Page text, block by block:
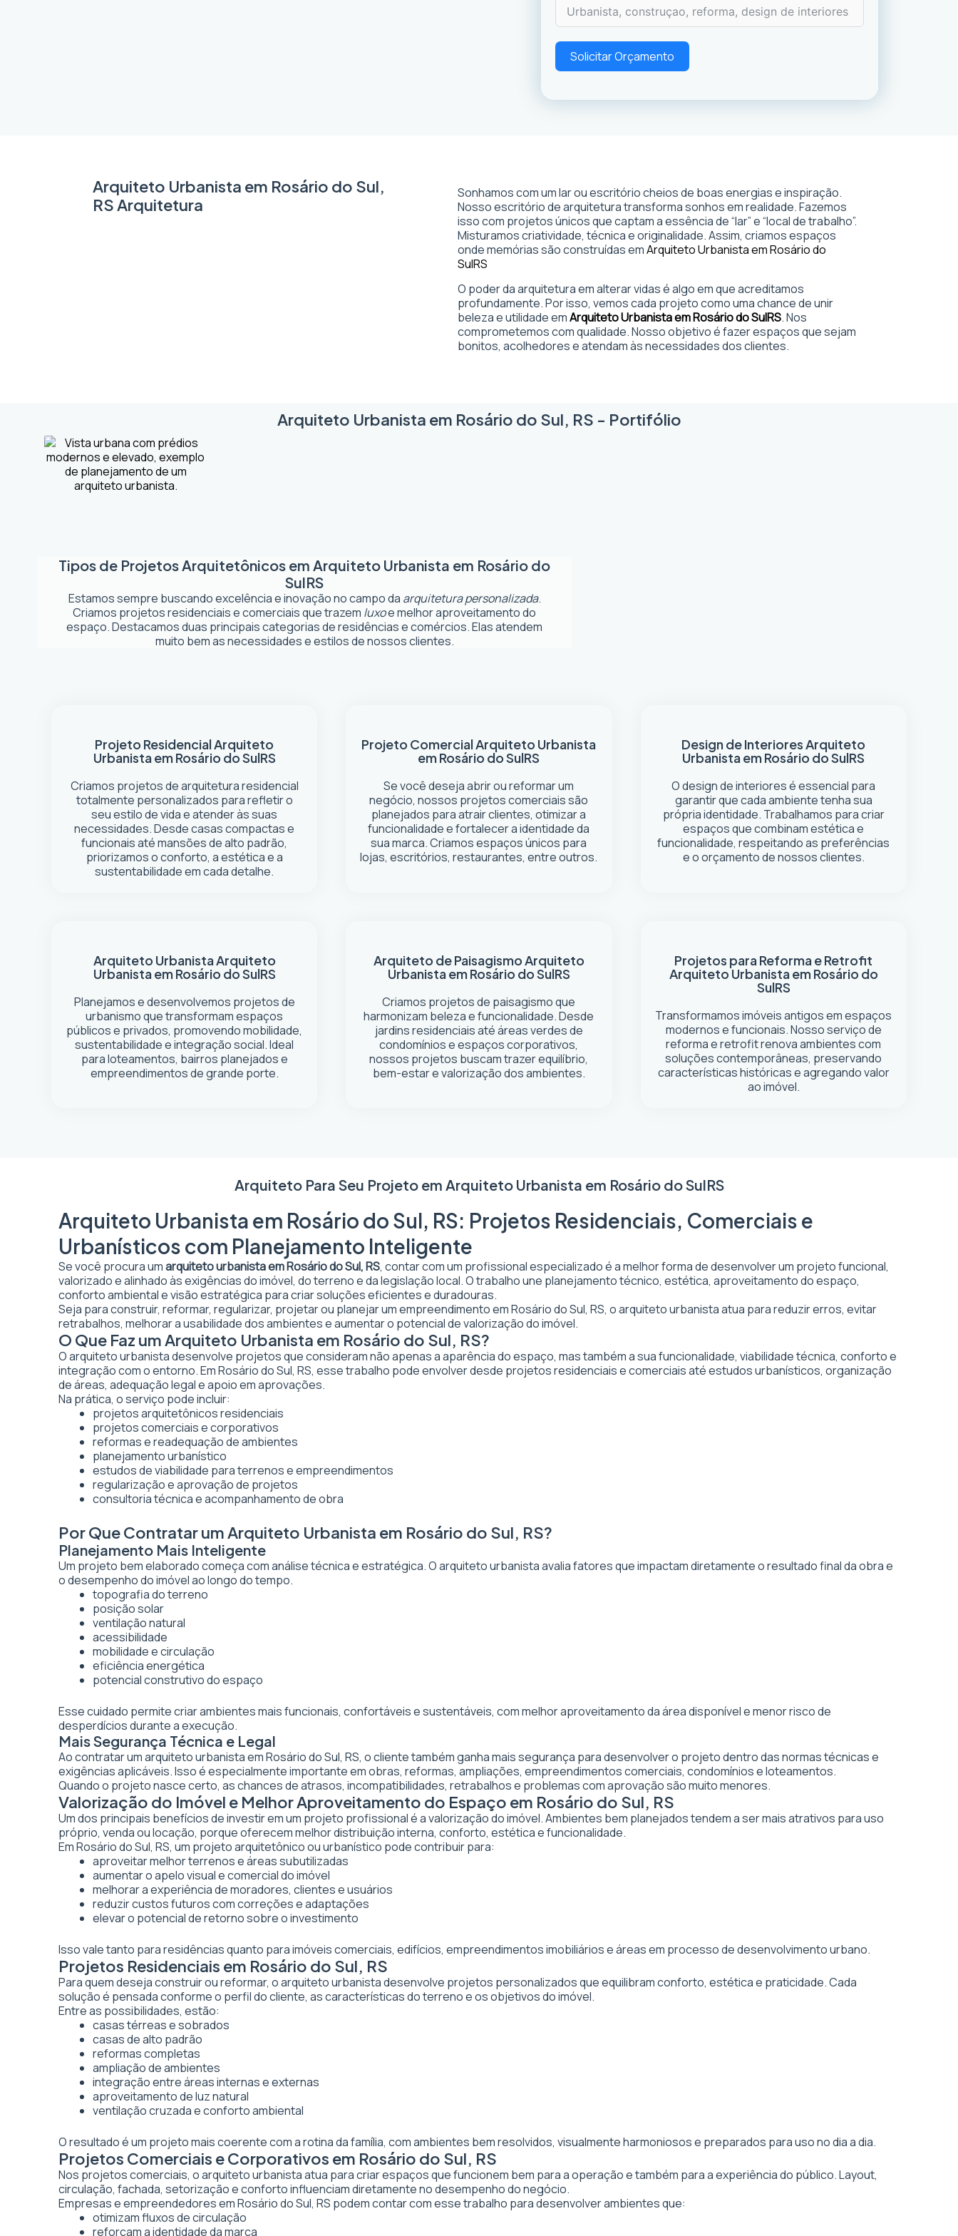
Solicitar Orçamento
Arquiteto Urbanista em Rosário do Sul,
RS Arquitetura
Sonhamos com um lar ou escritório cheios de boas energias e inspiração.
Nosso escritório de arquitetura transforma sonhos em realidade. Fazemos
isso com projetos únicos que captam a essência de “lar” e “local de trabalho”.
Misturamos criatividade, técnica e originalidade. Assim, criamos espaços
onde memórias são construídas emArquiteto Urbanista em Rosário do
SulRS
O poder da arquitetura em alterar vidas é algo em que acreditamos
profundamente. Por isso, vemos cada projeto como uma chance de unir
beleza e utilidade emArquiteto Urbanista em Rosário do SulRS. Nos
comprometemos com qualidade. Nosso objetivo é fazer espaços que sejam
bonitos, acolhedores e atendam às necessidades dos clientes.
Arquiteto Urbanista em Rosário do Sul, RS - Portifólio
Tipos de Projetos Arquitetônicos em Arquiteto Urbanista em Rosário do
SulRS
Estamos sempre buscando excelência e inovação no campo da arquitetura personalizada.
Criamos projetos residenciais e comerciais que trazem luxoe melhor aproveitamento do
espaço. Destacamos duas principais categorias de residências e comércios. Elas atendem
muito bem as necessidades e estilos de nossos clientes.
Projeto ResidencialArquiteto
Urbanista em Rosário do SulRS
Criamos projetos de arquitetura residencial
totalmente personalizados para refletir o
seu estilo de vida e atender às suas
necessidades. Desde casas compactas e
funcionais até mansões de alto padrão,
priorizamos o conforto, a estética e a
sustentabilidade em cada detalhe.
Projeto ComercialArquiteto Urbanista
em Rosário do SulRS
Se você deseja abrir ou reformar um
negócio, nossos projetos comerciais são
planejados para atrair clientes, otimizar a
funcionalidade e fortalecer a identidade da
sua marca. Criamos espaços únicos para
lojas, escritórios, restaurantes, entre outros.
Design de InterioresArquiteto
Urbanista em Rosário do SulRS
O design de interiores é essencial para
garantir que cada ambiente tenha sua
própria identidade. Trabalhamos para criar
espaços que combinam estética e
funcionalidade, respeitando as preferências
e o orçamento de nossos clientes.
Arquiteto UrbanistaArquiteto
Urbanista em Rosário do SulRS
Planejamos e desenvolvemos projetos de
urbanismo que transformam espaços
públicos e privados, promovendo mobilidade,
sustentabilidade e integração social. Ideal
para loteamentos, bairros planejados e
empreendimentos de grande porte.
Arquiteto de PaisagismoArquiteto
Urbanista em Rosário do SulRS
Criamos projetos de paisagismo que
harmonizam beleza e funcionalidade. Desde
jardins residenciais até áreas verdes de
condomínios e espaços corporativos,
nossos projetos buscam trazer equilíbrio,
bem-estar e valorização dos ambientes.
Projetos para Reforma e Retrofit
Arquiteto Urbanista em Rosário do
SulRS
Transformamos imóveis antigos em espaços
modernos e funcionais. Nosso serviço de
reforma e retrofit renova ambientes com
soluções contemporâneas, preservando
características históricas e agregando valor
ao imóvel.
Arquiteto Para Seu Projeto em Arquiteto Urbanista em Rosário do SulRS
Arquiteto Urbanista em Rosário do Sul, RS: Projetos Residenciais, Comerciais e
Urbanísticos com Planejamento Inteligente
Se você procura umarquiteto urbanista em Rosário do Sul, RS, contar com um profissional especializado é a melhor forma de desenvolver um projeto funcional,
valorizado e alinhado às exigências do imóvel, do terreno e da legislação local. O trabalho une planejamento técnico, estética, aproveitamento do espaço,
conforto ambiental e visão estratégica para criar soluções eficientes e duradouras.
Seja para construir, reformar, regularizar, projetar ou planejar um empreendimento em Rosário do Sul, RS, o arquiteto urbanista atua para reduzir erros, evitar
retrabalhos, melhorar a usabilidade dos ambientes e aumentar o potencial de valorização do imóvel.
O Que Faz um Arquiteto Urbanista em Rosário do Sul, RS?
O arquiteto urbanista desenvolve projetos que consideram não apenas a aparência do espaço, mas também a sua funcionalidade, viabilidade técnica, conforto e
integração com o entorno. Em Rosário do Sul, RS, esse trabalho pode envolver desde projetos residenciais e comerciais até estudos urbanísticos, organização
de áreas, adequação legal e apoio em aprovações.
Na prática, o serviço pode incluir:
projetos arquitetônicos residenciais
projetos comerciais e corporativos
reformas e readequação de ambientes
planejamento urbanístico
estudos de viabilidade para terrenos e empreendimentos
regularização e aprovação de projetos
consultoria técnica e acompanhamento de obra
Por Que Contratar um Arquiteto Urbanista em Rosário do Sul, RS?
Planejamento Mais Inteligente
Um projeto bem elaborado começa com análise técnica e estratégica. O arquiteto urbanista avalia fatores que impactam diretamente o resultado final da obra e
o desempenho do imóvel ao longo do tempo.
topografia do terreno
posição solar
ventilação natural
acessibilidade
mobilidade e circulação
eficiência energética
potencial construtivo do espaço
Esse cuidado permite criar ambientes mais funcionais, confortáveis e sustentáveis, com melhor aproveitamento da área disponível e menor risco de
desperdícios durante a execução.
Mais Segurança Técnica e Legal
Ao contratar um arquiteto urbanista em Rosário do Sul, RS, o cliente também ganha mais segurança para desenvolver o projeto dentro das normas técnicas e
exigências aplicáveis. Isso é especialmente importante em obras, reformas, ampliações, empreendimentos comerciais, condomínios e loteamentos.
Quando o projeto nasce certo, as chances de atrasos, incompatibilidades, retrabalhos e problemas com aprovação são muito menores.
Valorização do Imóvel e Melhor Aproveitamento do Espaço em Rosário do Sul, RS
Um dos principais benefícios de investir em um projeto profissional é a valorização do imóvel. Ambientes bem planejados tendem a ser mais atrativos para uso
próprio, venda ou locação, porque oferecem melhor distribuição interna, conforto, estética e funcionalidade.
Em Rosário do Sul, RS, um projeto arquitetônico ou urbanístico pode contribuir para:
aproveitar melhor terrenos e áreas subutilizadas
aumentar o apelo visual e comercial do imóvel
melhorar a experiência de moradores, clientes e usuários
reduzir custos futuros com correções e adaptações
elevar o potencial de retorno sobre o investimento
Isso vale tanto para residências quanto para imóveis comerciais, edifícios, empreendimentos imobiliários e áreas em processo de desenvolvimento urbano.
Projetos Residenciais em Rosário do Sul, RS
Para quem deseja construir ou reformar, o arquiteto urbanista desenvolve projetos personalizados que equilibram conforto, estética e praticidade. Cada
solução é pensada conforme o perfil do cliente, as características do terreno e os objetivos do imóvel.
Entre as possibilidades, estão:
casas térreas e sobrados
casas de alto padrão
reformas completas
ampliação de ambientes
integração entre áreas internas e externas
aproveitamento de luz natural
ventilação cruzada e conforto ambiental
O resultado é um projeto mais coerente com a rotina da família, com ambientes bem resolvidos, visualmente harmoniosos e preparados para uso no dia a dia.
Projetos Comerciais e Corporativos em Rosário do Sul, RS
Nos projetos comerciais, o arquiteto urbanista atua para criar espaços que funcionem bem para a operação e também para a experiência do público. Layout,
circulação, fachada, setorização e conforto influenciam diretamente no desempenho do negócio.
Empresas e empreendedores em Rosário do Sul, RS podem contar com esse trabalho para desenvolver ambientes que:
otimizam fluxos de circulação
reforçam a identidade da marca